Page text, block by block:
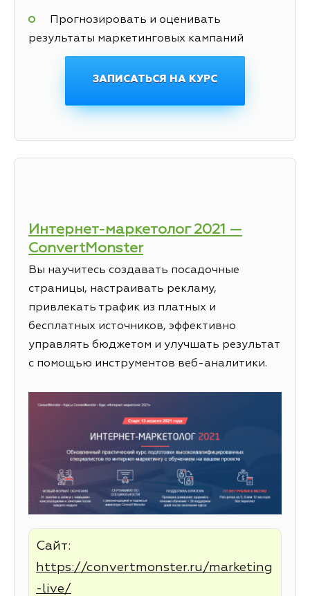
Прогнозировать и оценивать
результаты маркетинговых кампаний
ЗАПИСАТЬСЯ НА КУРС
Интернет-маркетолог 2021 —
ConvertMonster
Вы научитесь создавать посадочные
страницы, настраивать рекламу,
привлекать трафик из платных и
бесплатных источников, эффективно
управлять бюджетом и улучшать результат
с помощью инструментов веб-аналитики.
Сайт:
https://convertmonster.ru/marketing
-live/